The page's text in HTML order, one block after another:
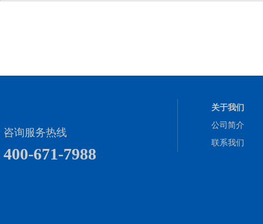
咨询服务热线
400-671-7988
关于我们
公司简介
联系我们